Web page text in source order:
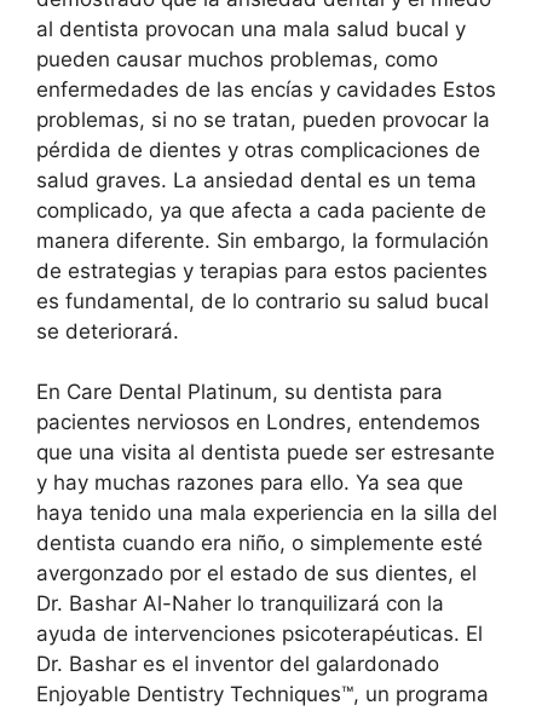
al dentista provocan una mala salud bucal y
pueden causar muchos problemas, como
enfermedades de las encías y cavidades Estos
problemas, si no se tratan, pueden provocar la
pérdida de dientes y otras complicaciones de
salud graves. La ansiedad dental es un tema
complicado, ya que afecta a cada paciente de
manera diferente. Sin embargo, la formulación
de estrategias y terapias para estos pacientes
es fundamental, de lo contrario su salud bucal
se deteriorará.
En Care Dental Platinum, su dentista para
pacientes nerviosos en Londres, entendemos
que una visita al dentista puede ser estresante
y hay muchas razones para ello. Ya sea que
haya tenido una mala experiencia en la silla del
dentista cuando era niño, o simplemente esté
avergonzado por el estado de sus dientes, el
Dr. Bashar Al-Naher lo tranquilizará con la
ayuda de intervenciones psicoterapéuticas. El
Dr. Bashar es el inventor del galardonado
Enjoyable Dentistry Techniques™, un programa